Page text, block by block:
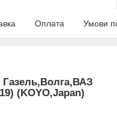
Оплата Умови
Газель,Волга,ВАЗ
(KOYO,Japan)